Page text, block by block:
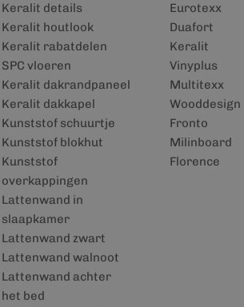
Keralit details
Keralit houtlook
Keralit rabatdelen
SPC vloeren
Keralit dakrandpaneel
Keralit dakkapel
Kunststof schuurtje
Kunststof blokhut
Kunststof
overkappingen
Lattenwand in
slaapkamer
Lattenwand zwart
Lattenwand walnoot
Lattenwand achter
het bed
Eurotexx
Duafort
Keralit
Vinyplus
Multitexx
Wooddesign
Fronto
Milinboard
Florence